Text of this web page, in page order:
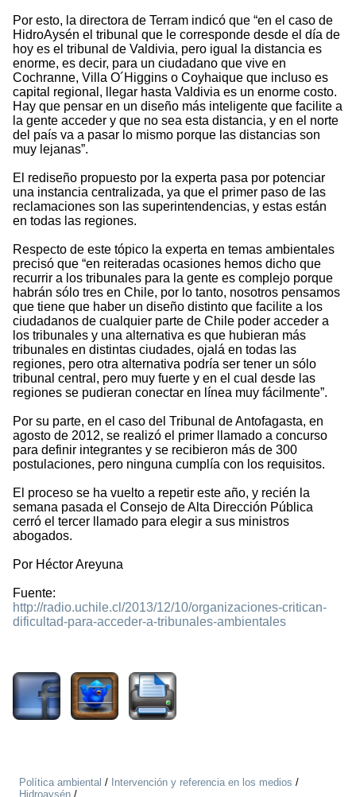
Por esto, la directora de Terram indicó que “en el caso de
HidroAysén el tribunal que le corresponde desde el día de
hoy es el tribunal de Valdivia, pero igual la distancia es
enorme, es decir, para un ciudadano que vive en
Cochranne, Villa O´Higgins o Coyhaique que incluso es
capital regional, llegar hasta Valdivia es un enorme costo.
Hay que pensar en un diseño más inteligente que facilite a
la gente acceder y que no sea esta distancia, y en el norte
del país va a pasar lo mismo porque las distancias son
muy lejanas”.
El rediseño propuesto por la experta pasa por potenciar
una instancia centralizada, ya que el primer paso de las
reclamaciones son las superintendencias, y estas están
en todas las regiones.
Respecto de este tópico la experta en temas ambientales
precisó que “en reiteradas ocasiones hemos dicho que
recurrir a los tribunales para la gente es complejo porque
habrán sólo tres en Chile, por lo tanto, nosotros pensamos
que tiene que haber un diseño distinto que facilite a los
ciudadanos de cualquier parte de Chile poder acceder a
los tribunales y una alternativa es que hubieran más
tribunales en distintas ciudades, ojalá en todas las
regiones, pero otra alternativa podría ser tener un sólo
tribunal central, pero muy fuerte y en el cual desde las
regiones se pudieran conectar en línea muy fácilmente”.
Por su parte, en el caso del Tribunal de Antofagasta, en
agosto de 2012, se realizó el primer llamado a concurso
para definir integrantes y se recibieron más de 300
postulaciones, pero ninguna cumplía con los requisitos.
El proceso se ha vuelto a repetir este año, y recién la
semana pasada el Consejo de Alta Dirección Pública
cerró el tercer llamado para elegir a sus ministros
abogados.
Por Héctor Areyuna
Fuente:
http://radio.uchile.cl/2013/12/10/organizaciones-critican-
dificultad-para-acceder-a-tribunales-ambientales
Política ambiental / Intervención y referencia en los medios /
Hidroaysén /